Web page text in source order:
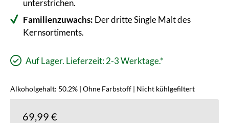
unterstrichen.
Familienzuwachs: Der dritte Single Malt des
Kernsortiments.
Auf Lager. Lieferzeit: 2-3 Werktage.*
Alkoholgehalt: 50.2% | Ohne Farbstoff | Nicht kühlgefiltert
69,99 €